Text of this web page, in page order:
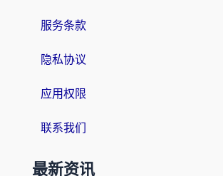
服务条款
隐私协议
应用权限
联系我们
最新资讯